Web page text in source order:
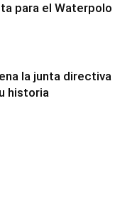
para el Waterpolo
la junta directiva
historia